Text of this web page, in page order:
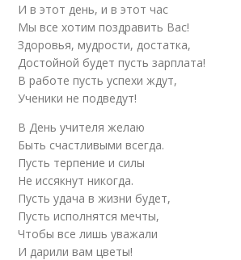
И в этот день, и в этот час
Мы все хотим поздравить Вас!
Здоровья, мудрости, достатка,
Достойной будет пусть зарплата!
В работе пусть успехи ждут,
Ученики не подведут!
В День учителя желаю
Быть счастливыми всегда.
Пусть терпение и силы
Не иссякнут никогда.
Пусть удача в жизни будет,
Пусть исполнятся мечты,
Чтобы все лишь уважали
И дарили вам цветы!